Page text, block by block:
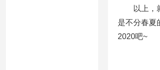
以上，就
是不分春夏
2020吧~